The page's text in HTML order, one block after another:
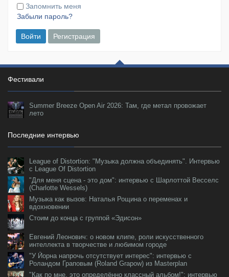
Запомнить меня
Забыли пароль?
Войти Регистрация
Фестивали
Summer Breeze Open Air 2026: Там, где метал провожает
лето
Последние интервью
League of Distortion: "Музыка должна объединять". Интервью
с League Of Distortion
"Для меня сцена - это дом": интервью с Шарлоттой Весселс
(Charlotte Wessels)
Музыка как вызов: Наталья Рощина о переменах и
вдохновении
Стоим до конца с группой «Эдисон»
Евгений Леонович: о новом клипе, роли искусственного
интеллекта в творчестве и любимом городе
"У Йорна напрочь отсутствует интерес": интервью с
Роландом Граповым (Roland Grapow) из Masterplan
"Как по мне, это определённо классный альбом!": интервью